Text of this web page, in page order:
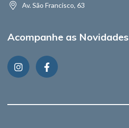
Av. São Francisco, 63
Acompanhe as Novidades